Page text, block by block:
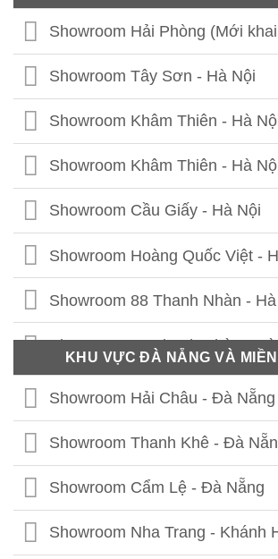
Showroom Hải Phòng (Mới
Showroom Tây Sơn - Hà Nội
Showroom Khâm Thiên - Hà
Showroom Khâm Thiên - Hà
Showroom Cầu Giấy - Hà Nội
Showroom Hoàng Quốc Việt -
Showroom 88 Thanh Nhàn -
Showroom 41 Thanh Nhàn -
Showroom Thái Thịnh - Hà Nội
Showroom Lê Chân - Hải Phòng
Showroom Hạ Long - Quảng
Showroom Bắc Ninh
KHU VỰC ĐÀ NẴNG VÀ
Showroom Hải Châu - Đà Nẵng
Showroom Thanh Khê - Đà
Showroom Cẩm Lệ - Đà Nẵng
Showroom Nha Trang - Khánh